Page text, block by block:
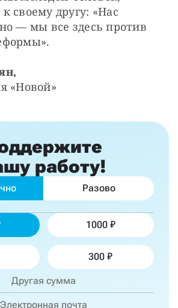
своему другу: «Нас
— мы все здесь против
«Новой»
работу!
Разово
1000
300